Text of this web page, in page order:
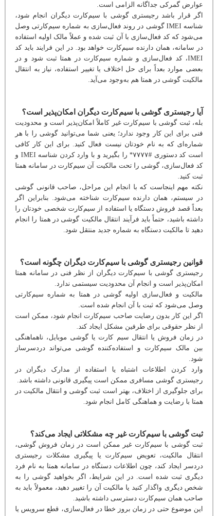
عوارض گمرکی جداگانه الزامی است.
اگر قرار باشد رجیستری گوشی با سیم‌کارت دیگران انجام شود،
شناسه IMEI گوشی در روند فعال‌سازی به شماره سیم‌کارتی وصل
می‌شود که کد فعال‌سازی با آن ثبت شده و عملاً مالک اولیه استفاده
در سامانه، همان دارنده سیم‌کارت خواهد بود. در این فرایند باید کد
IMEI، کد فعال‌سازی و شماره سیم‌کارت در همتا ثبت شود و در
بعضی موارد بعداً برای حل اختلاف یا تغییر استفاده، نیاز به انتقال
مالکیت گوشی در همتا هم به‌وجود می‌آید.
آیا رجیستری گوشی با سیم‌کارت دیگران امکان‌پذیر است؟
بله، ثبت گوشی با سیم‌کارت غیر کاملاً امکان‌پذیر است و محدودیت
فنی برای این کار وجود ندارد؛ یعنی شما می‌توانید گوشی را با هر
شماره‌ای که به نام خودتان نیست فعال کنید. برای این کار کافی
است کد دستوری #۷۷۷۷* را بگیرید و با وارد کردن شناسه IMEI و
کد فعال‌سازی، گوشی را تحت مالکیت آن سیم‌کارت در سامانه همتا
ثبت کنید.
نکته مهم اینجاست که با انجام این مراحل، صاحب قانونی گوشی
در سیستم، همان دارنده سیم‌کارت شناخته می‌شود. بنابراین اگر
بعداً قصد فروش دستگاه یا استفاده از سیم‌کارت شخصی خودتان را
داشته باشید، حتماً باید فرآیند انتقال مالکیت گوشی در همتا را انجام
دهید تا مالکیت دستگاه به شماره جدید منتقل شود.
قوانین رجیستری گوشی با سیم‌کارت دیگران چگونه است؟
رجیستری گوشی با سیم‌کارت دیگران از نظر فنی در سامانه همتا
امکان‌پذیر است و انجام آن محدودیت سیستمی ندارد.
مالکیت و فعال‌سازی اولیه گوشی در همتا به شماره سیم‌کارتی
وصل می‌شود که ثبت با آن انجام شده است.
اگر این کار بدون رضایت صاحب سیم‌کارت انجام شود، ممکن است
از نظر حقوقی برای طرفین مشکل ایجاد کند.
در زمان فروش یا انتقال سیم کارت یا گوشی موبایل، ناهماهنگی
بین مالک سیم‌کارت و استفاده‌کننده گوشی می‌تواند دردسرساز
شود.
وارد کردن اطلاعات اشتباه یا استفاده از مدارک دیگران در
رجیستری گوشی مسافری ممکن است پیگیری قانونی داشته باشد.
برای جلوگیری از اختلاف، بهتر است ثبت گوشی و انتقال مالکیت در
همتا با رضایت و هماهنگی کامل انجام شود.
ثبت گوشی با سیم‌کارت غیر چه مشکلاتی ایجاد می‌کند؟
ثبت گوشی با سیم‌کارت غیر ممکن است در زمان فروش گوشی،
انتقال مالکیت، تعویض سیم‌کارت یا پیگیری مشکلات رجیستری
دردسر ایجاد کند، چون اطلاعات دستگاه در سامانه همتا به نام فرد
دیگری ثبت شده است. در این شرایط، اگر بخواهید گوشی را به
شخص دیگری واگذار کنید یا مالکیت آن را تغییر دهید، معمولاً باید به
صاحب همان سیم‌کارت دسترسی داشته باشید.
این موضوع حتی در زمان بروز خطا در فعال‌سازی، قطع سرویس یا